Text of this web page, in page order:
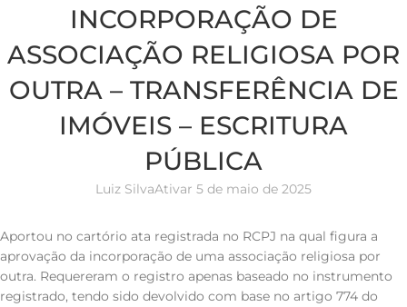
INCORPORAÇÃO DE
ASSOCIAÇÃO RELIGIOSA POR
OUTRA – TRANSFERÊNCIA DE
IMÓVEIS – ESCRITURA
PÚBLICA
Luiz SilvaAtivar 5 de maio de 2025
Aportou no cartório ata registrada no RCPJ na qual figura a
aprovação da incorporação de uma associação religiosa por
outra. Requereram o registro apenas baseado no instrumento
registrado, tendo sido devolvido com base no artigo 774 do